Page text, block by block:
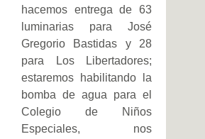
hacemos entrega de 63
luminarias para José
Gregorio Bastidas y 28
para Los Libertadores;
estaremos habilitando la
bomba de agua para el
Colegio de Niños
Especiales, nos